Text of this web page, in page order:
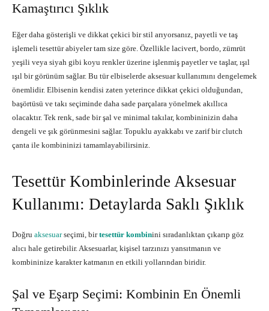
Kamaştırıcı Şıklık
Eğer daha gösterişli ve dikkat çekici bir stil arıyorsanız, payetli ve taş
işlemeli tesettür abiyeler tam size göre. Özellikle lacivert, bordo, zümrüt
yeşili veya siyah gibi koyu renkler üzerine işlenmiş payetler ve taşlar, ışıl
ışıl bir görünüm sağlar. Bu tür elbiselerde aksesuar kullanımını dengelemek
önemlidir. Elbisenin kendisi zaten yeterince dikkat çekici olduğundan,
başörtüsü ve takı seçiminde daha sade parçalara yönelmek akıllıca
olacaktır. Tek renk, sade bir şal ve minimal takılar, kombininizin daha
dengeli ve şık görünmesini sağlar. Topuklu ayakkabı ve zarif bir clutch
çanta ile kombininizi tamamlayabilirsiniz.
Tesettür Kombinlerinde Aksesuar
Kullanımı: Detaylarda Saklı Şıklık
Doğru aksesuarseçimi, birtesettür kombinini sıradanlıktan çıkarıp göz
alıcı hale getirebilir. Aksesuarlar, kişisel tarzınızı yansıtmanın ve
kombininize karakter katmanın en etkili yollarından biridir.
Şal ve Eşarp Seçimi: Kombinin En Önemli